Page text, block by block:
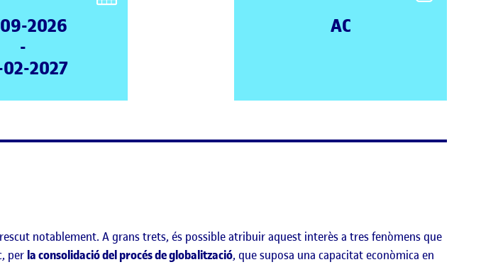
2026
-
2027
AC
notablement. A grans trets, és possible atribuir aquest interès a tres fenòmens que
per la consolidació del procés de globalització, que suposa una capacitat econòmica en